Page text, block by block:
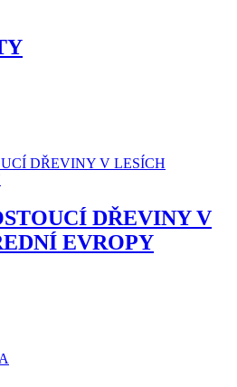
DŘEVINY V
EVROPY